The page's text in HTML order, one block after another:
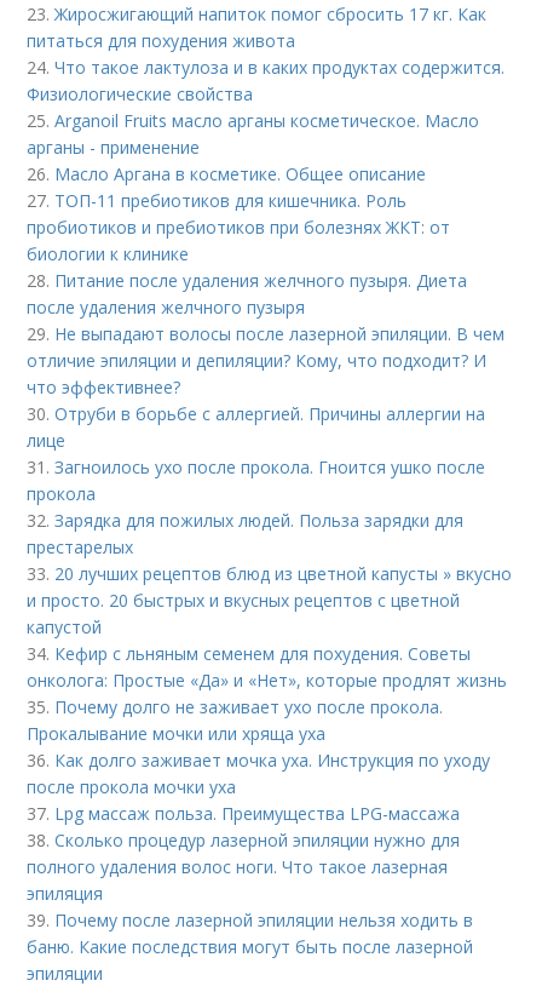
23.Жиросжигающий напиток помог сбросить 17 кг. Как
питаться для похудения живота
24.Что такое лактулоза и в каких продуктах содержится.
Физиологические свойства
25.Arganoil Fruits масло арганы косметическое. Масло
арганы - применение
26. Масло Аргана в косметике. Общее описание
27. ТОП-11 пребиотиков для кишечника. Роль
пробиотиков и пребиотиков при болезнях ЖКТ: от
биологии к клинике
28. Питание после удаления желчного пузыря. Диета
после удаления желчного пузыря
29. Не выпадают волосы после лазерной эпиляции. В чем
отличие эпиляции и депиляции? Кому, что подходит? И
что эффективнее?
30.Отруби в борьбе с аллергией. Причины аллергии на
лице
31.Загноилось ухо после прокола. Гноится ушко после
прокола
32.Зарядка для пожилых людей. Польза зарядки для
престарелых
33. 20 лучших рецептов блюд из цветной капусты » вкусно
и просто. 20 быстрых и вкусных рецептов с цветной
капустой
34. Кефир с льняным семенем для похудения. Советы
онколога: Простые «Да» и «Нет», которые продлят жизнь
35. Почему долго не заживает ухо после прокола.
Прокалывание мочки или хряща уха
36. Как долго заживает мочка уха. Инструкция по уходу
после прокола мочки уха
37. Lpg массаж польза. Преимущества LPG-массажа
38.Сколько процедур лазерной эпиляции нужно для
полного удаления волос ноги. Что такое лазерная
эпиляция
39. Почему после лазерной эпиляции нельзя ходить в
баню. Какие последствия могут быть после лазерной
эпиляции